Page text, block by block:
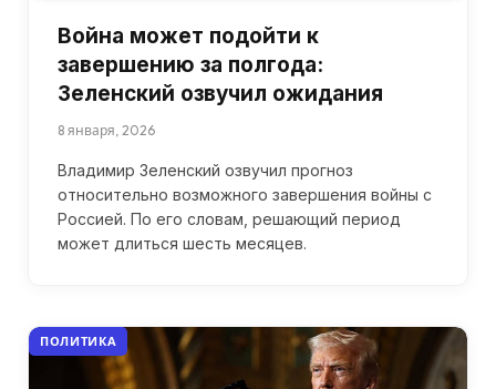
Война может подойти к
завершению за полгода:
Зеленский озвучил ожидания
8 января, 2026
Владимир Зеленский озвучил прогноз
относительно возможного завершения войны с
Россией. По его словам, решающий период
может длиться шесть месяцев.
ПОЛИТИКА